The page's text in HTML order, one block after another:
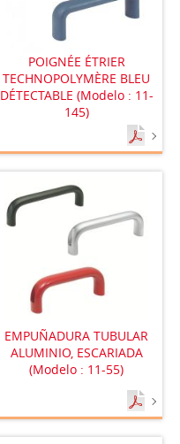
POIGNÉE ÉTRIER
TECHNOPOLYMÈRE BLEU
DÉTECTABLE (Modelo : 11-
145)
EMPUÑADURA TUBULAR
ALUMINIO, ESCARIADA
(Modelo : 11-55)